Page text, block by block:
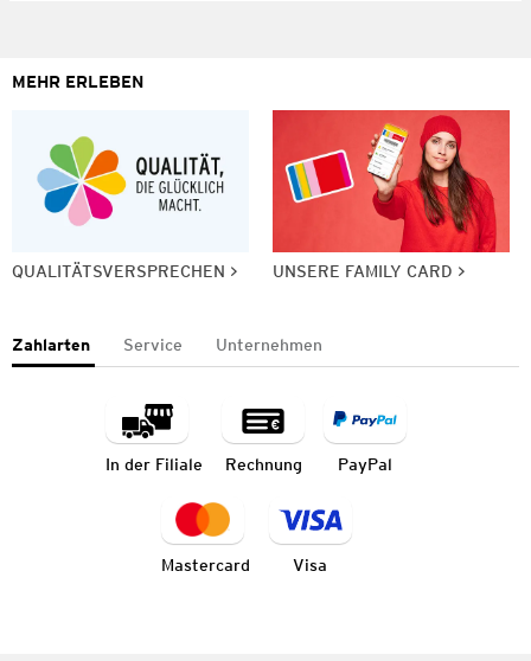
MEHR ERLEBEN
QUALITÄTSVERSPRECHEN UNSERE FAMILY CARD
Zahlarten Service Unternehmen
In der Filiale Rechnung PayPal
Mastercard Visa